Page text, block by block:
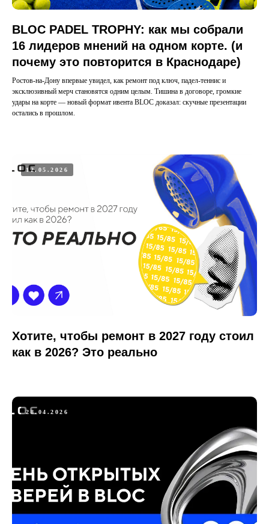
BLOC PADEL TROPHY: как мы собрали
16 лидеров мнений на одном корте. (и
почему это повторится в Краснодаре)
Ростов-на-Дону впервые увидел, как ремонт под ключ, падел-теннис и
эксклюзивный мерч становятся одним целым. Тишина в договоре, громкие
удары на корте — новый формат ивента BLOC доказал: скучные презентации
остались в прошлом.
12.05.2026
Хотите, чтобы ремонт в 2027 году стоил
как в 2026? Это реально
28.04.2026